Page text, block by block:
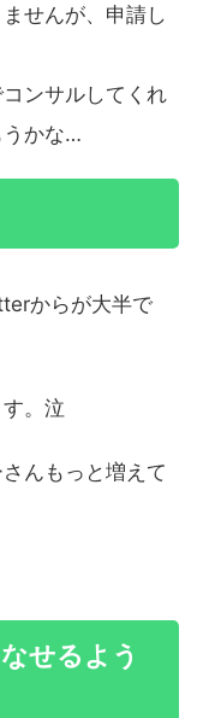
せんが、申請し
ンサルしてくれ
うかな…
からが大半で
。泣
んもっと増えて
せるよう